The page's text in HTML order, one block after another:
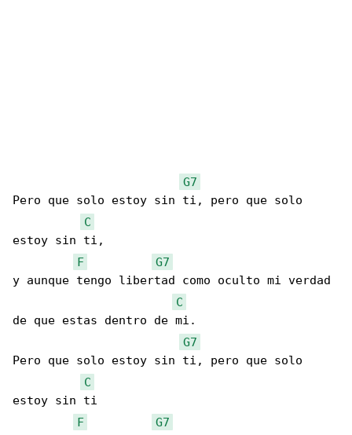
G7
Pero que solo estoy sin ti, pero que solo
C
estoy sin ti,
F
G7
y aunque tengo libertad como oculto mi verdad
C
de que estas dentro de mi.
G7
Pero que solo estoy sin ti, pero que solo
C
estoy sin ti
F
G7